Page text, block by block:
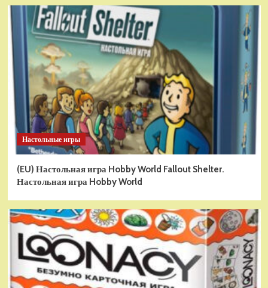
Настольные игры
(EU) Настольная игра Hobby World Fallout Shelter.
Настольная игра Hobby World